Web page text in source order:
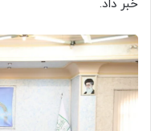
خبر داد.